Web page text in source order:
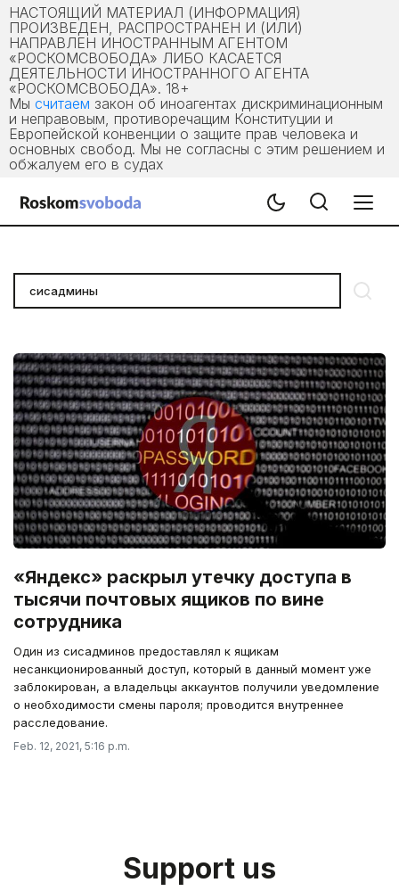
НАСТОЯЩИЙ МАТЕРИАЛ (ИНФОРМАЦИЯ)
ПРОИЗВЕДЕН, РАСПРОСТРАНЕН И (ИЛИ)
НАПРАВЛЕН ИНОСТРАННЫМ АГЕНТОМ
«РОСКОМСВОБОДА» ЛИБО КАСАЕТСЯ
ДЕЯТЕЛЬНОСТИ ИНОСТРАННОГО АГЕНТА
«РОСКОМСВОБОДА». 18+
Мы считаем закон об иноагентах дискриминационным
и неправовым, противоречащим Конституции и
Европейской конвенции о защите прав человека и
основных свобод. Мы не согласны с этим решением и
обжалуем его в судах
«Яндекс» раскрыл утечку доступа в
тысячи почтовых ящиков по вине
сотрудника
Один из сисадминов предоставлял к ящикам
несанкционированный доступ, который в данный момент уже
заблокирован, а владельцы аккаунтов получили уведомление
о необходимости смены пароля; проводится внутреннее
расследование.
Feb. 12, 2021, 5:16 p.m.
Support us